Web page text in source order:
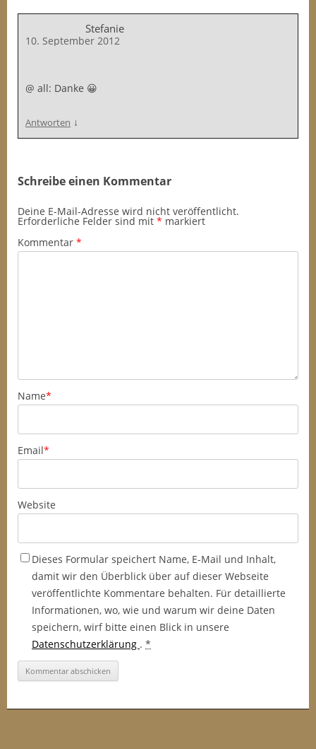
Stefanie
10. September 2012
@ all: Danke 😀
Antworten ↓
Schreibe einen Kommentar
Deine E-Mail-Adresse wird nicht veröffentlicht.
Erforderliche Felder sind mit * markiert
Kommentar *
Name*
Email*
Website
Dieses Formular speichert Name, E-Mail und Inhalt,
damit wir den Überblick über auf dieser Webseite
veröffentlichte Kommentare behalten. Für detaillierte
Informationen, wo, wie und warum wir deine Daten
speichern, wirf bitte einen Blick in unsere
Datenschutzerklärung . *